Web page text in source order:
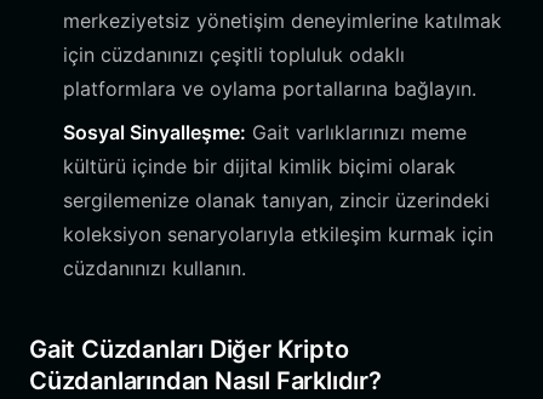
merkeziyetsiz yönetişim deneyimlerine katılmak
için cüzdanınızı çeşitli topluluk odaklı
platformlara ve oylama portallarına bağlayın.
Sosyal Sinyalleşme: Gait varlıklarınızı meme
kültürü içinde bir dijital kimlik biçimi olarak
sergilemenize olanak tanıyan, zincir üzerindeki
koleksiyon senaryolarıyla etkileşim kurmak için
cüzdanınızı kullanın.
Gait Cüzdanları Diğer Kripto
Cüzdanlarından Nasıl Farklıdır?